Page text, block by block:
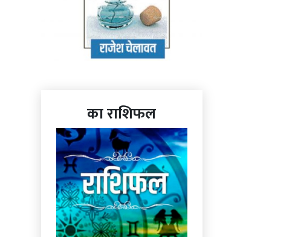
का राशिफल